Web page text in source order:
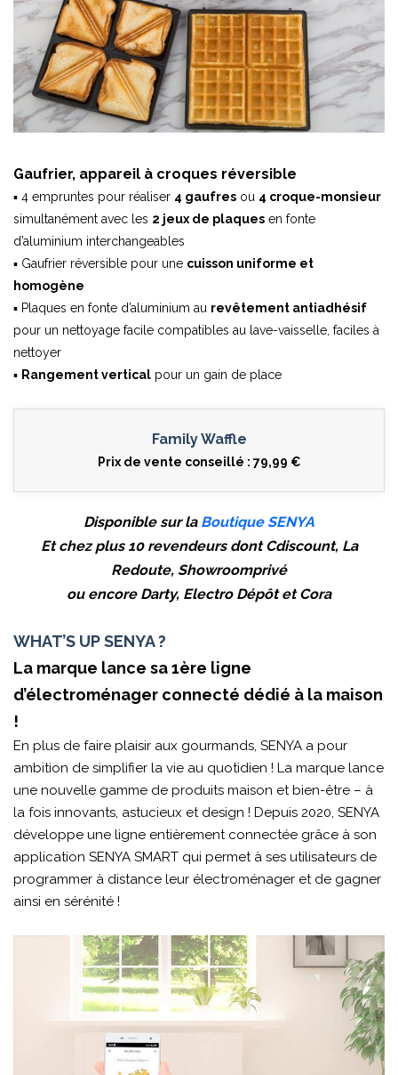
Gaufrier, appareil à croques réversible
▪ 4 empruntes pour réaliser 4 gaufres ou 4 croque-monsieur
simultanément avec les 2 jeux de plaques en fonte
d’aluminium interchangeables
▪ Gaufrier réversible pour une cuisson uniforme et
homogène
▪ Plaques en fonte d’aluminium au revêtement antiadhésif
pour un nettoyage facile compatibles au lave-vaisselle, faciles à
nettoyer
▪ Rangement vertical pour un gain de place
Family Waffle
Prix de vente conseillé : 79,99 €
Disponible sur la Boutique SENYA
Et chez plus 10 revendeurs dont Cdiscount, La
Redoute, Showroomprivé
ou encore Darty, Electro Dépôt et Cora
WHAT’S UP SENYA ?
La marque lance sa 1ère ligne
d’électroménager connecté dédié à la maison
!
En plus de faire plaisir aux gourmands, SENYA a pour
ambition de simplifier la vie au quotidien ! La marque lance
une nouvelle gamme de produits maison et bien-être – à
la fois innovants, astucieux et design ! Depuis 2020, SENYA
développe une ligne entièrement connectée grâce à son
application SENYA SMART qui permet à ses utilisateurs de
programmer à distance leur électroménager et de gagner
ainsi en sérénité !